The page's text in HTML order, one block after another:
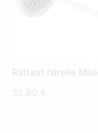
Rattaat hiirelle
35,90 €